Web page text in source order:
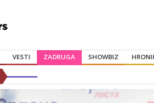
VESTI ZADRUGA SHOWBIZ